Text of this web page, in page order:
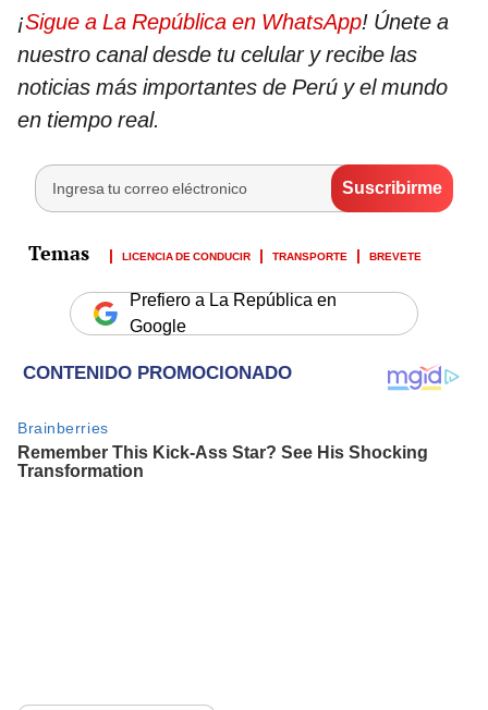
¡Sigue a La República en WhatsApp! Únete a
nuestro canal desde tu celular y recibe las
noticias más importantes de Perú y el mundo
en tiempo real.
LICENCIA DE CONDUCIR TRANSPORTE BREVETE
Prefiero a La República en
Google